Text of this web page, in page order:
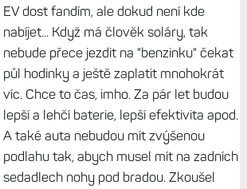
EV dost fandím, ale dokud není kde
nabíjet... Když má člověk soláry, tak
nebude přece jezdit na "benzinku" čekat
půl hodinky a ještě zaplatit mnohokrát
víc. Chce to čas, imho. Za pár let budou
lepší a lehčí baterie, lepší efektivita apod.
A také auta nebudou mít zvýšenou
podlahu tak, abych musel mít na zadních
sedadlech nohy pod bradou. Zkoušel